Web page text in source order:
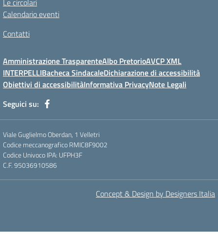
Le circolari
Calendario eventi
Contatti
Amministrazione TrasparenteAlbo PretorioAVCP XML
INTERPELLIBacheca SindacaleDichiarazione di accessibilità
Obiettivi di accessibilitàInformativa PrivacyNote Legali
Seguici su:
Viale Guglielmo Oberdan, 1 Velletri
Codice meccanografico RMIC8F9002
Codice Univoco IPA: UFPH3F
C.F. 95036910586
Concept & Design by Designers Italia